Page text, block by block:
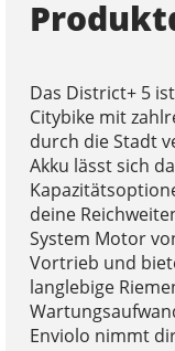
Das District+ 5
Citybike mit
durch die Stadt
Akku lässt sich
deine
System Motor
Vortrieb und
langlebige
Enviolo nimmt